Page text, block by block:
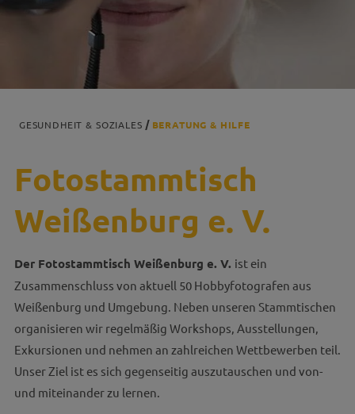
GESUNDHEIT & SOZIALES BERATUNG & HILFE
Fotostammtisch
Weißenburg e. V.
Der Fotostammtisch Weißenburg e. V. ist ein
Zusammenschluss von aktuell 50 Hobbyfotografen aus
Weißenburg und Umgebung. Neben unseren Stammtischen
organisieren wir regelmäßig Workshops, Ausstellungen,
Exkursionen und nehmen an zahlreichen Wettbewerben teil.
Unser Ziel ist es sich gegenseitig auszutauschen und von-
und miteinander zu lernen.